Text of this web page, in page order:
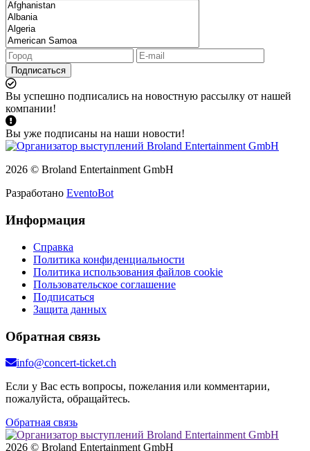
Подписаться
Вы успешно подписались на новостную рассылку от нашей
компании!
Вы уже подписаны на наши новости!
2026 © Broland Entertainment GmbH
Разработано EventoBot
Информация
Справка
Политика конфиденциальности
Политика использования файлов cookie
Пользовательское соглашение
Подписаться
Защита данных
Обратная связь
info@concert-ticket.ch
Если у Вас есть вопросы, пожелания или комментарии,
пожалуйста, обращайтесь.
Обратная связь
2026 © Broland Entertainment GmbH